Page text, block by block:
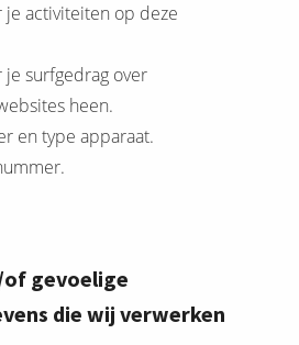
je activiteiten op deze
je surfgedrag over
heen.
en type apparaat.
gevoelige
die wij verwerken